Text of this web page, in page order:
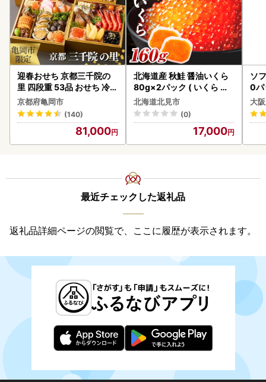
迎春おせち 京都三千院の
里 四段重 53品 おせち 冷蔵
2027 先行予約
京都府亀岡市
(140)
81,000
北海道産 秋鮭 醤油いくら
80g×2パック ( いくら イ
クラ 魚卵 鮭 サケ さけ 鮭い
くら 醤油漬け パック 北海
道産 ふるさと納税 秋鮭 )【
北海道北見市
(0)
17,000
ソ
0
大
最近チェックした返礼品
返礼品詳細ページの閲覧で、ここに履歴が表示されます。